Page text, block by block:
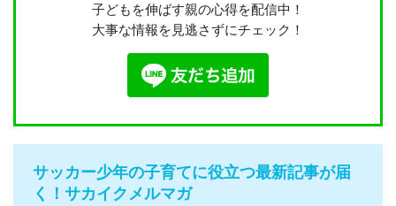
子どもを伸ばす親の心得を配信中！
大事な情報を見逃さずにチェック！
サッカー少年の子育てに役立つ最新記事が届
く！サカイクメルマガ